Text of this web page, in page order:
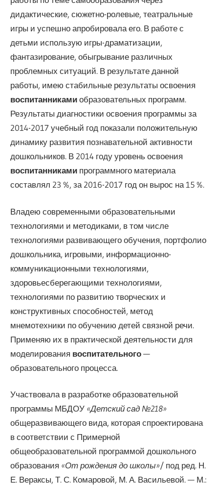
дидактические, сюжетно-ролевые, театральные
игры и успешно апробировала его. В работе с
детьми использую игры-драматизации,
фантазирование, обыгрывание различных
проблемных ситуаций. В результате данной
работы, имею стабильные результаты освоения
воспитанникамиобразовательных программ.
Результаты диагностики освоения программы за
2014-2017 учебный год показали положительную
динамику развития познавательной активности
дошкольников. В 2014 году уровень освоения
воспитанниками программного материала
составлял 23 %, за 2016-2017 год он вырос на 15 %.
Владею современными образовательными
технологиями и методиками, в том числе
технологиями развивающего обучения, портфолио
дошкольника, игровыми, информационно-
коммуникационными технологиями,
здоровьесберегающими технологиями,
технологиями по развитию творческих и
конструктивных способностей, метод
мнемотехники по обучению детей связной речи.
Применяю их в практической деятельности для
моделирования воспитательного—
образовательного процесса.
Участвовала в разработке образовательной
программы МБДОУ «Детский сад №218»
общеразвивающего вида, которая спроектирована
в соответствии с Примерной
общеобразовательной программой дошкольного
образования «От рождения до школы»/ под ред. Н.
Е. Вераксы, Т. С. Комаровой, М. А. Васильевой. — М.: